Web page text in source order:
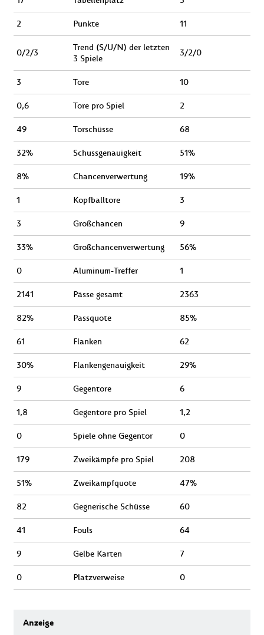
2 Punkte 11
0/2/3
Trend (S/U/N) der letzten
3 Spiele
3/2/0
3 Tore 10
0,6 Tore pro Spiel 2
49 Torschüsse 68
32% Schussgenauigkeit 51%
8% Chancenverwertung 19%
1 Kopfballtore 3
3 Großchancen 9
33% Großchancenverwertung 56%
0 Aluminum-Treffer 1
2141 Pässe gesamt 2363
82% Passquote 85%
61 Flanken 62
30% Flankengenauigkeit 29%
9 Gegentore 6
1,8 Gegentore pro Spiel 1,2
0 Spiele ohne Gegentor 0
179 Zweikämpfe pro Spiel 208
51% Zweikampfquote 47%
82 Gegnerische Schüsse 60
41 Fouls 64
9 Gelbe Karten 7
0 Platzverweise 0